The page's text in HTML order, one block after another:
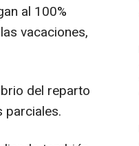
al 100%
vacaciones,
del reparto
parciales.